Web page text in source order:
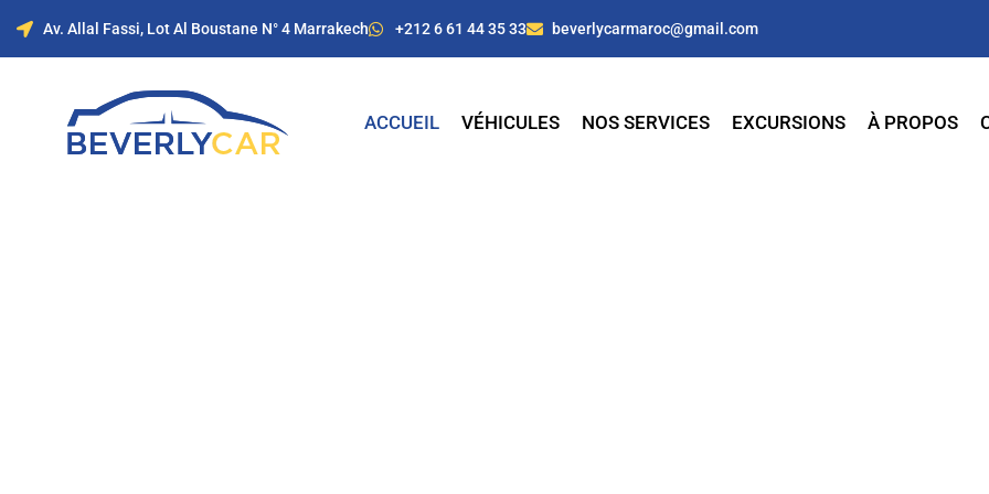
Av. Allal Fassi, Lot Al Boustane N° 4 Marrakech +212 6 61 44 35 33 beverlycarmaroc@gmail.com
ACCUEIL VÉHICULES NOS SERVICES EXCURSIONS À PROPOS